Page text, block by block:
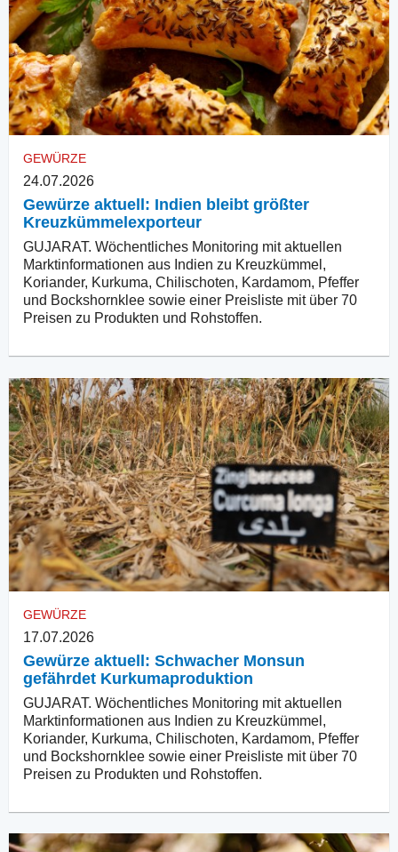
GEWÜRZE
24.07.2026
Gewürze aktuell: Indien bleibt größter
Kreuzkümmelexporteur
GUJARAT. Wöchentliches Monitoring mit aktuellen
Marktinformationen aus Indien zu Kreuzkümmel,
Koriander, Kurkuma, Chilischoten, Kardamom, Pfeffer
und Bockshornklee sowie einer Preisliste mit über 70
Preisen zu Produkten und Rohstoffen.
GEWÜRZE
17.07.2026
Gewürze aktuell: Schwacher Monsun
gefährdet Kurkumaproduktion
GUJARAT. Wöchentliches Monitoring mit aktuellen
Marktinformationen aus Indien zu Kreuzkümmel,
Koriander, Kurkuma, Chilischoten, Kardamom, Pfeffer
und Bockshornklee sowie einer Preisliste mit über 70
Preisen zu Produkten und Rohstoffen.